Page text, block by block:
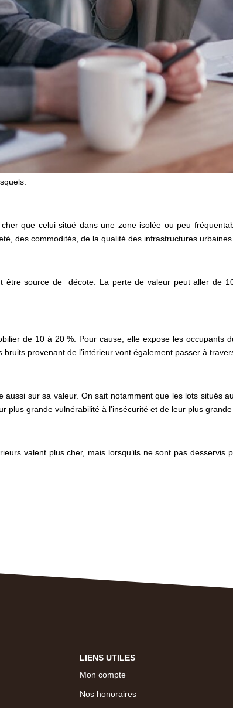
que celui situé dans une zone isolée ou peu
des commodités, de la qualité des infrastructures
être source de décote. La perte de valeur peut aller de
de 10 à 20 %. Pour cause, elle expose les occupants
provenant de l’intérieur vont également passer à
sur sa valeur. On sait notamment que les lots situés
grande vulnérabilité à l’insécurité et de leur plus
valent plus cher, mais lorsqu’ils ne sont pas
LIENS UTILES
Mon compte
Nos honoraires